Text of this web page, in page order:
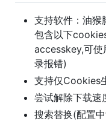
支持软件：油
包含以下
accesskey,可使
录报错)
支持仅Cookies
尝试解除下载速
搜索替换(配置